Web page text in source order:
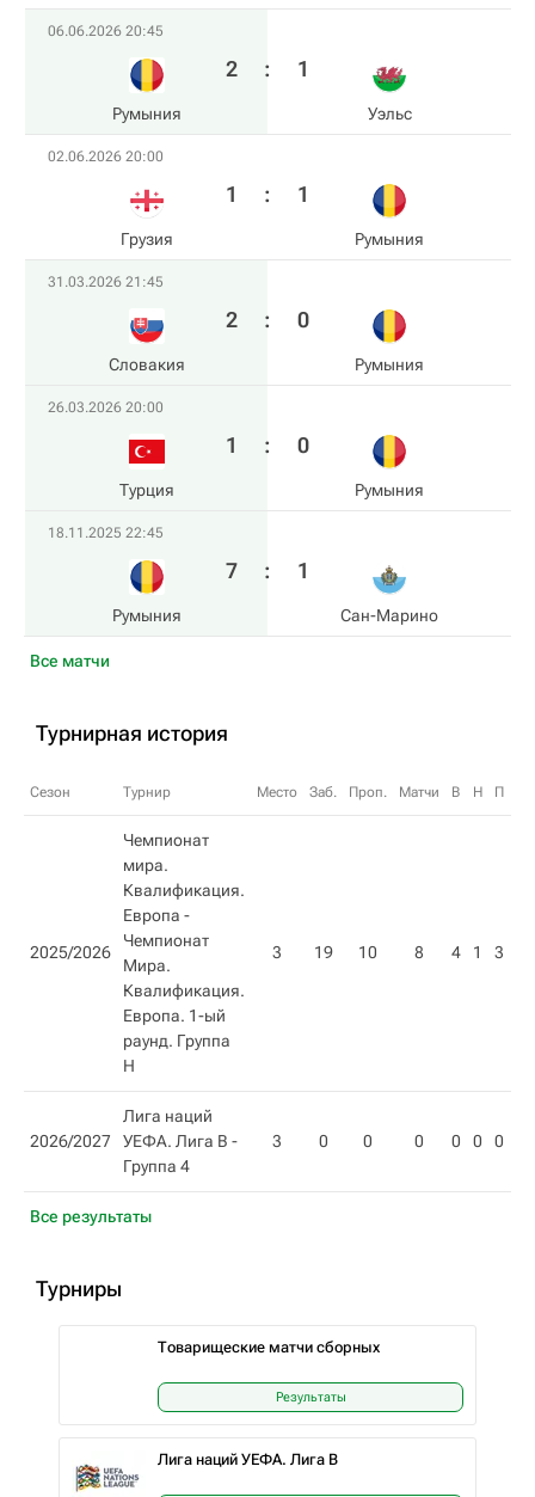
Все матчи
06.06.2026 20:45
Румыния
2 : 1
Уэльс
02.06.2026 20:00
Грузия
1 : 1
Румыния
31.03.2026 21:45
Словакия
2 : 0
Румыния
26.03.2026 20:00
Турция
1 : 0
Румыния
18.11.2025 22:45
Румыния
7 : 1
Сан-Марино
Турнирная история
Сезон Турнир Место Заб. Проп. Матчи В Н П
2025/2026
Чемпионат
мира.
Квалификация.
Европа -
Чемпионат
Мира.
Квалификация.
Европа. 1-ый
раунд. Группа
Н
3 19 10 8 4 1 3
2026/2027
Лига наций
УЕФА. Лига B -
Группа 4
3 0 0 0 0 0 0
Все результаты
Турниры
Товарищеские матчи сборных
Результаты
Лига наций УЕФА. Лига B